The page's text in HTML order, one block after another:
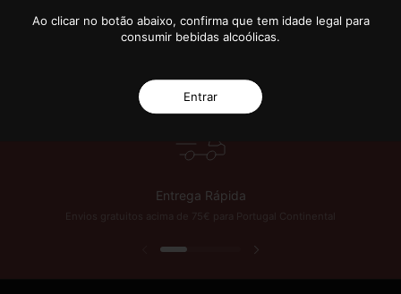
Entrega Rápida
Ao clicar no botão abaixo, confirma que tem idade legal para
consumir bebidas alcoólicas.
Entrar